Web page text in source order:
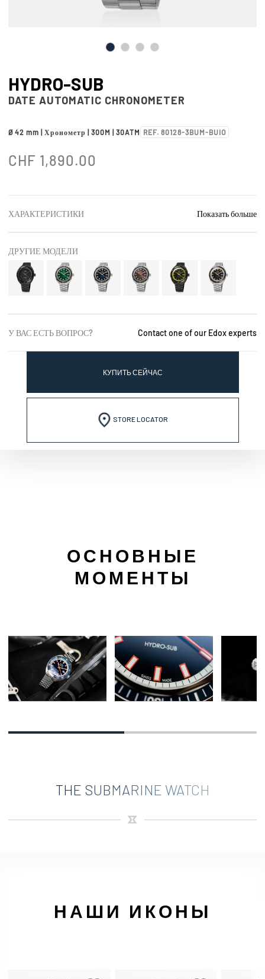
HYDRO-SUB
DATE AUTOMATIC CHRONOMETER
Ø 42 mm | Хронометр | 300M | 30ATM REF. 80128-3BUM-BUIO
CHF 1,890.00
ХАРАКТЕРИСТИКИ Показать больше
ДРУГИЕ МОДЕЛИ
У ВАС ЕСТЬ ВОПРОС? Contact one of our Edox experts
КУПИТЬ СЕЙЧАС
STORE LOCATOR
ОСНОВНЫЕ
МОМЕНТЫ
THE SUBMARINE WATCH
НАШИ ИКОНЫ